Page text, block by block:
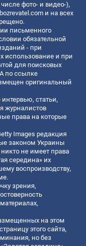
фото- и видео-),
и на всех
письменного
обязательной
- при
использование и при
для поисковых
по ссылке
оригинальный
статьи,
журналистов
права на которые
Images редакция
законом Украины
не имеет права
середина» их
воспроизводству,
зрения,
на этом
этого сайта,
но без